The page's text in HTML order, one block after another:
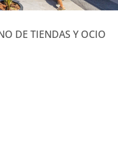
DE TIENDAS Y OCIO